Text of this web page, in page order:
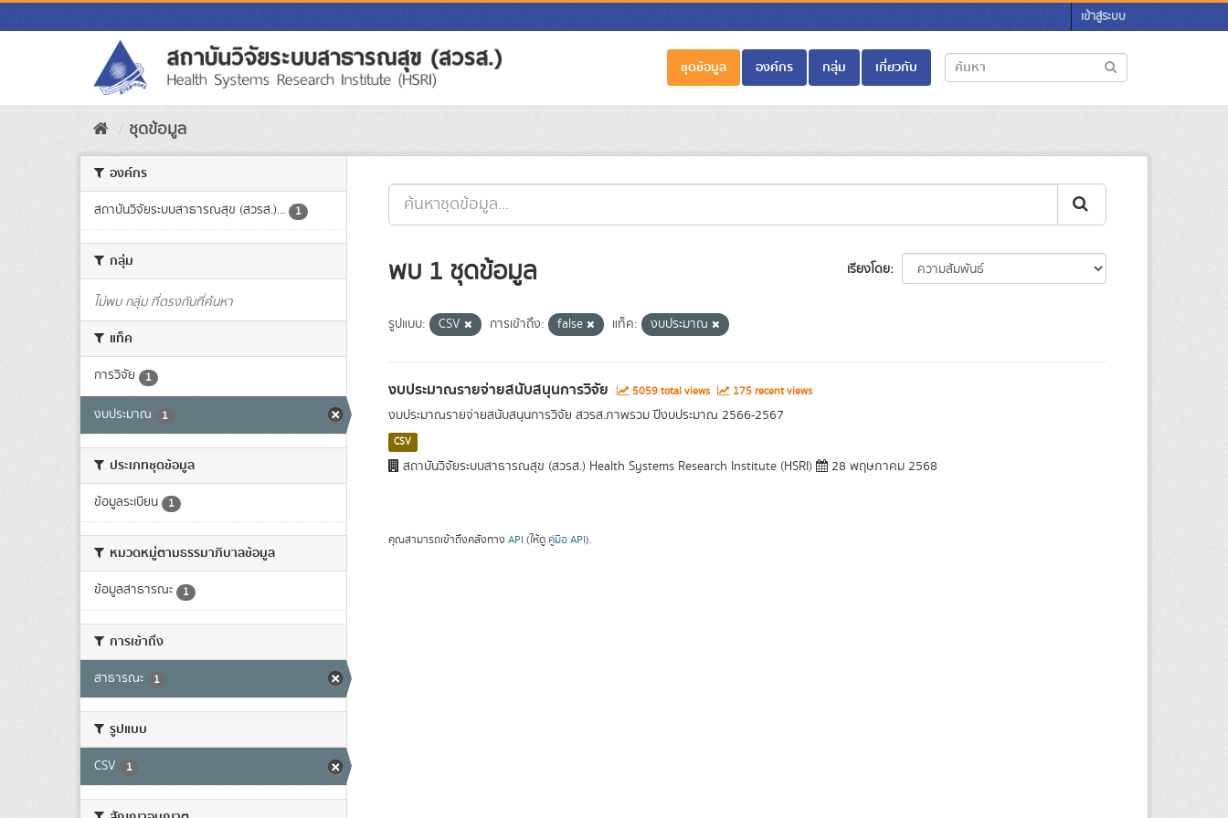
Skip
to
เข้าสู่ระบบ
ชุดข้อมูล องค์กร กลุ่ม เกี่ยวกับ
ชุดข้อมูล
องค์กร
สถาบันวิจัยระบบสาธารณสุข (สวรส.)... 1
กลุ่ม
ไม่พบ กลุ่ม ที่ตรงกับที่ค้นหา
แท็ค
การวิจัย 1
งบประมาณ 1
ประเภทชุดข้อมูล
ข้อมูลระเบียน 1
หมวดหมู่ตามธรรมาภิบาลข้อมูล
ข้อมูลสาธารณะ 1
การเข้าถึง
สาธารณะ 1
รูปแบบ
CSV 1
เรียงโดย
พบ 1 ชุดข้อมูล
รูปแบบ: CSV การเข้าถึง: false แท็ค: งบประมาณ
งบประมาณรายจ่ายสนับสนุนการวิจัย 5059 total views 175 recent views
งบประมาณรายจ่ายสนับสนุนการวิจัย สวรส.ภาพรวม ปีงบประมาณ 2566-2567
CSV
สถาบันวิจัยระบบสาธารณสุข (สวรส.) Health Systems Research Institute (HSRI) 28 พฤษภาคม 2568
คุณสามารถเข้าถึงคลังทาง API (ให้ดู คู่มือ API).